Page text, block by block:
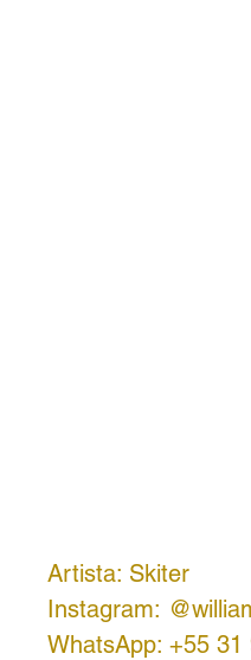
Artista: Skiter
Instagram:
WhatsApp: +55 31